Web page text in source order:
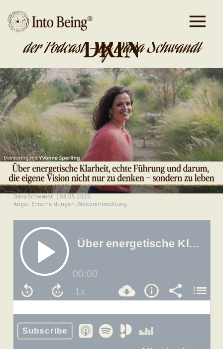
DA IST GOLD
DRIN
der Podcast - by Dana Schwandt
Dana Schwandt
08.05.2025
Angst, Entscheidungen,Weiterentwicklung